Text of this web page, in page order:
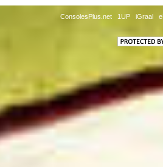
ConsolesPlus.net 1UP iGraal